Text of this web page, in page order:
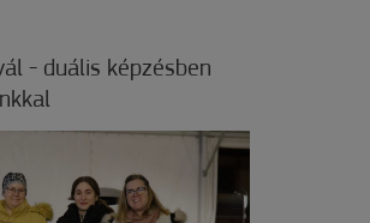
- duális képzésben